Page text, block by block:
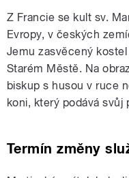
Z Francie se kult sv.
Evropy, v českých
Jemu zasvěcený
Starém Městě. Na
biskup s husou v ruce
koni, který podává svůj
Termín změny